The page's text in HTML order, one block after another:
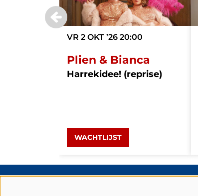
Plien & Bianca
Harrekidee! (reprise)
VR 2 OKT ’2620:00
WACHTLIJST